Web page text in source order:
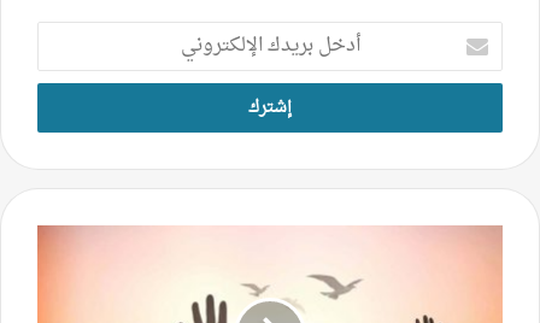
أدخل
بريدك
الإلكتروني